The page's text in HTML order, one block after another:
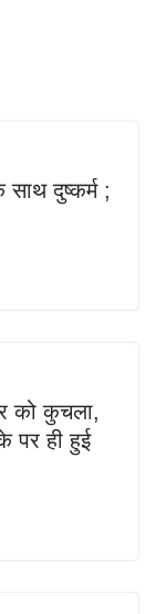
दुष्कर्म ;
को कुचला,
पर ही हुई